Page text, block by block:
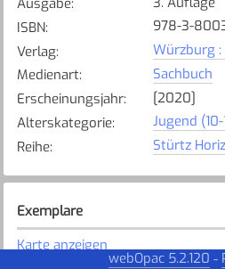
Ausgabe:
ISBN:
978-3-
Verlag:
Würzburg
Medienart:
Sachbuch
Erscheinungsjahr:
[2020]
Alterskategorie:
Jugend
Reihe: Stürtz
Exemplare
Karte anzeigen
webOpac 5.2.120 -